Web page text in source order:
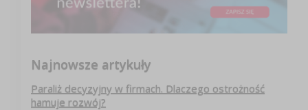
Najnowsze artykuły
Paraliż decyzyjny w firmach. Dlaczego ostrożność
hamuje rozwój?